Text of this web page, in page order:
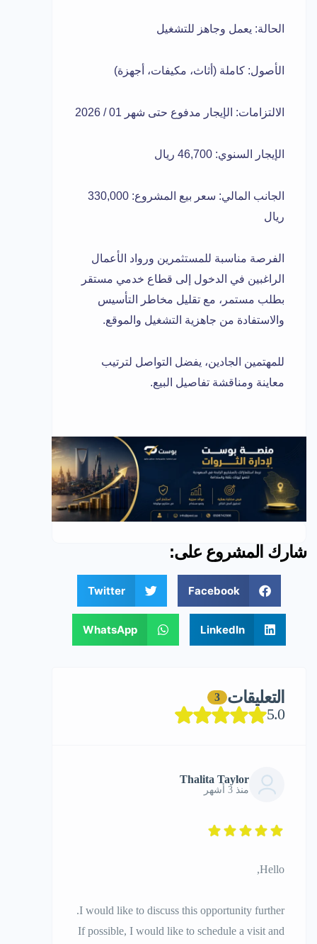
الحالة: يعمل وجاهز للتشغيل
الأصول: كاملة (أثاث، مكيفات، أجهزة)
الالتزامات: الإيجار مدفوع حتى شهر 01 / 2026
الإيجار السنوي: 46,700 ريال
الجانب المالي: سعر بيع المشروع: 330,000
ريال
الفرصة مناسبة للمستثمرين ورواد الأعمال
الراغبين في الدخول إلى قطاع خدمي مستقر
بطلب مستمر، مع تقليل مخاطر التأسيس
والاستفادة من جاهزية التشغيل والموقع.
للمهتمين الجادين، يفضل التواصل لترتيب
معاينة ومناقشة تفاصيل البيع.
شارك المشروع على:
Facebook
Twitter
LinkedIn
WhatsApp
التعليقات 3
5.0
Thalita Taylor
منذ 3 أشهر
Hello,
I would like to discuss this opportunity further.
If possible, I would like to schedule a visit and